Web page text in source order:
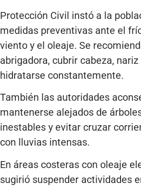
Protección Civil instó a la
medidas preventivas ante el
viento y el oleaje. Se
abrigadora, cubrir cabeza, nariz
hidratarse constantemente.
También las autoridades
mantenerse alejados de
inestables y evitar cruzar
con lluvias intensas.
En áreas costeras con oleaje
sugirió suspender actividades